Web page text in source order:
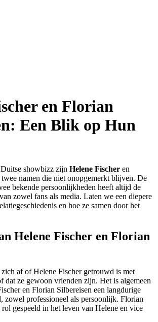
en Florian
Een Blik op Hun
showbizz zijn Helene Fischer en
twee namen die niet onopgemerkt blijven. De
bekende persoonlijkheden heeft altijd de
zowel fans als media. Laten we een diepere
en hoe ze samen door het
Helene Fischer en Florian
zich af of Helene Fischer getrouwd is met
dat ze gewoon vrienden zijn. Het is algemeen
en Florian Silbereisen een langdurige
zowel professioneel als persoonlijk. Florian
gespeeld in het leven van Helene en vice